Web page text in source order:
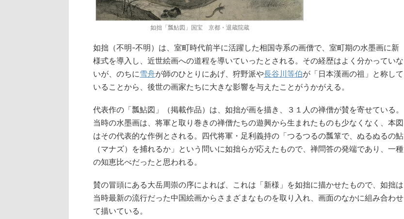
如拙「瓢鮎図」国宝 京都・退蔵院蔵
如拙（不明-不明）は、室町時代前半に活躍した相国寺系の画僧で、室町期の水墨画に新
様式を導入し、近世絵画への道程を導いていったとされる。その経歴はよく分かっていな
いが、のちに雪舟が師のひとりにあげ、狩野派や長谷川等伯が「日本漢画の祖」と称して
いることから、後世の画家たちに大きな影響を与えたことがうかがえる。
代表作の「瓢鮎図」（掲載作品）は、如拙が画を描き、３１人の禅僧が賛を寄せている。
当時の水墨画は、将軍と取り巻きの禅僧たちの遊興から生まれたものも少なくなく、本図
はその代表的な作例とされる。四代将軍・足利義持の「つるつるの瓢箪で、ぬるぬるの鮎
（マナズ）を捕れるか」という問いに如拙らが応えたもので、禅問答の発端であり、一種
の知恵比べだったと思われる。
賛の冒頭にある大岳周崇の序によれば、これは「新様」を如拙に描かせたもので、如拙は
当時最新の流行だった中国絵画からさまざまなものを取り入れ、画面のなかに組み合わせ
て描いている。